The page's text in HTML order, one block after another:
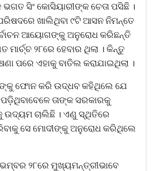
ଭଗତ ସିଂ କୋସିୟାରୀଙ୍କ ଚେତା ପସିଛି ।
ଖାଲିଥିବା ୯ଟି ଆସନ ନିମନ୍ତେ
ଆୟୋଗଙ୍କୁ ଅନୁରୋଧ କରିଛନ୍ତି
ମାର୍ଚ୍ଚ ୨୮ରେ ହେବାର ଥିଲା । କିନ୍ତୁ
ପରେ ଏହାକୁ ବାତିଲ କରାଯାଇଥିଲା ।
ଫୋନ କରି ଉଦ୍ଧବ କହିଥିଲେ ଯେ
ତାଙ୍କ ସରକାରକୁ
ଉଦ୍ୟମ ଚାଲିଛି । ଏଣୁ ସ୍ଥିତିରେ
ସେ ମୋଦୀଙ୍କୁ ଅନୁରୋଧ କରିଥିଲେ
୨୮ରେ ମୁଖ୍ୟମନ୍ତ୍ରୀଭାବେ